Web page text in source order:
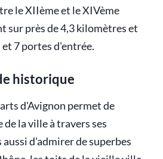
le XIIème et le XIVème
sur près de 4,3 kilomètres et
7 portes d'entrée.
historique
d'Avignon permet de
la ville à travers ses
d'admirer de superbes